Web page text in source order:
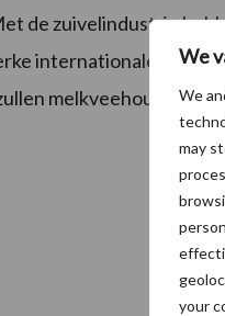
We
We
may
your
de zuivelindustrie
internationale positie
melkveehouders